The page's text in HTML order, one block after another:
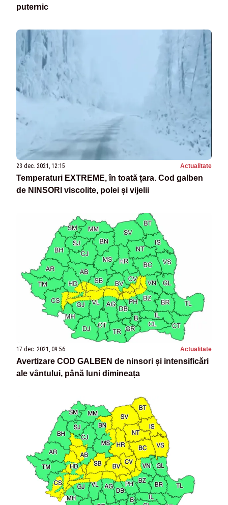
puternic
23 dec. 2021, 12:15 Actualitate
Temperaturi EXTREME, în toată țara. Cod galben
de NINSORI viscolite, polei și vijelii
17 dec. 2021, 09:56 Actualitate
Avertizare COD GALBEN de ninsori și intensificări
ale vântului, până luni dimineața